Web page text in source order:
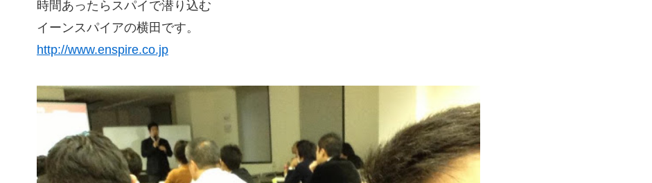
時間あったらスパイで潜り込む
イーンスパイアの横田です。
http://www.enspire.co.jp